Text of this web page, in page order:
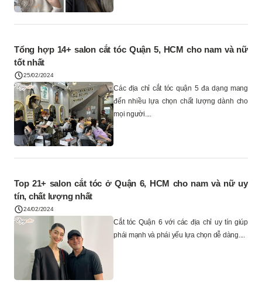
Tổng hợp 14+ salon cắt tóc Quận 5, HCM cho nam và nữ
tốt nhất
25/02/2024
Các địa chỉ cắt tóc quận 5 đa dạng mang
đến nhiều lựa chọn chất lượng dành cho
mọi người....
Top 21+ salon cắt tóc ở Quận 6, HCM cho nam và nữ uy
tín, chất lượng nhất
24/02/2024
Cắt tóc Quận 6 với các địa chỉ uy tín giúp
phái mạnh và phái yếu lựa chọn dễ dàng....